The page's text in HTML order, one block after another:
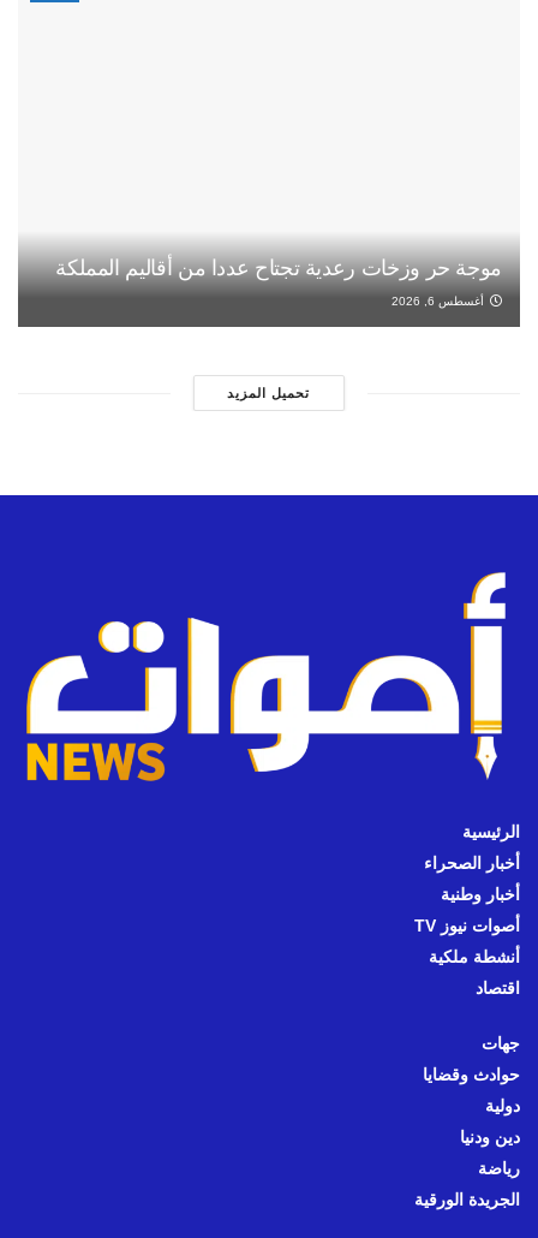
موجة حر وزخات رعدية تجتاح عددا من أقاليم المملكة
أغسطس 6, 2026
تحميل المزيد
الرئيسية
أخبار الصحراء
أخبار وطنية
أصوات نيوز TV
أنشطة ملكية
اقتصاد
جهات
حوادث وقضايا
دولية
دين ودنيا
رياضة
الجريدة الورقية